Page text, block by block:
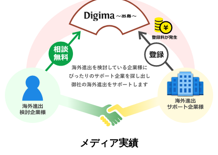
メディア実績